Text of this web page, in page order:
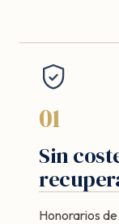
01
Sin
Honorarios